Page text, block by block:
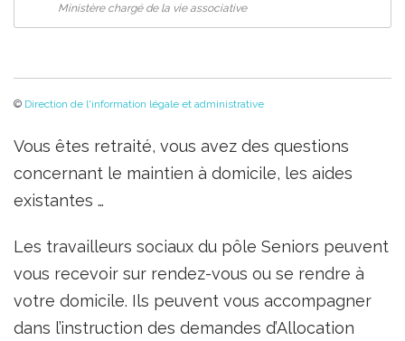
Ministère chargé de la vie associative
© Direction de l'information légale et administrative
Vous êtes retraité, vous avez des questions
concernant le maintien à domicile, les aides
existantes …
Les travailleurs sociaux du pôle Seniors peuvent
vous recevoir sur rendez-vous ou se rendre à
votre domicile. Ils peuvent vous accompagner
dans l’instruction des demandes d’Allocation